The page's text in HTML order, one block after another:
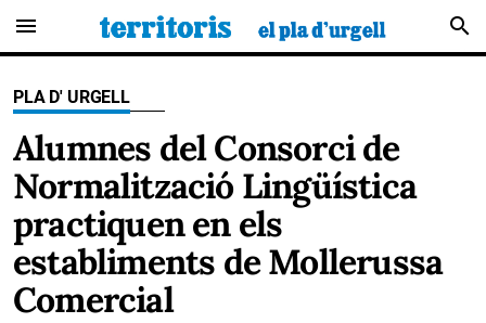
menu search
PLA D' URGELL
Alumnes del Consorci de
Normalització Lingüística
practiquen en els
establiments de Mollerussa
Comercial